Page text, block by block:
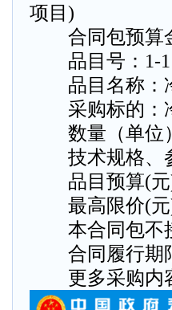
项目)
合同包预算金
品目号：1-1
品目名称：
采购标的：
数量（单位
技术规格、参
品目预算(元)
最高限价(元)
本合同包不
合同履行期
更多采购内容